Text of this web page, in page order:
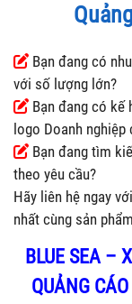
Bạn đang có
với số lượng lớn?
Bạn đang có kế
logo Doanh nghiệp
Bạn đang tìm
theo yêu cầu?
Hãy liên hệ ngay
nhất cùng sản
BLUE SEA –
QUẢNG